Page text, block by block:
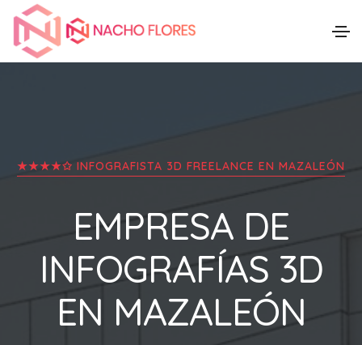
★★★★✩ INFOGRAFISTA 3D FREELANCE EN MAZALEÓN
EMPRESA DE
INFOGRAFÍAS 3D
EN MAZALEÓN